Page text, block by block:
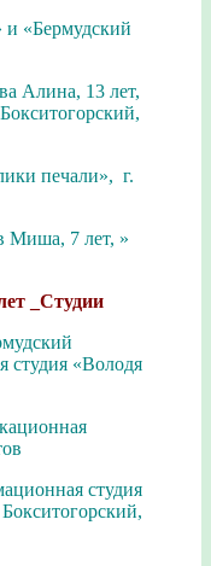
«Бермудский
Алина, 13 лет,
печали», г.
Миша, 7 лет, »
_Студии
«Володя
студия